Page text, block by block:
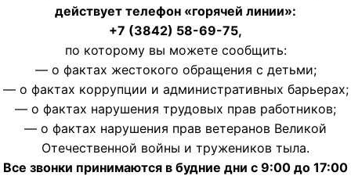
действует телефон «горячей линии»:
+7 (3842) 58-69-75,
по которому вы можете сообщить:
— о фактах жестокого обращения с детьми;
— о фактах коррупции и административных барьерах;
— о фактах нарушения трудовых прав работников;
— о фактах нарушения прав ветеранов Великой
Отечественной войны и тружеников тыла.
Все звонки принимаются в будние дни с 9:00 до 17:00